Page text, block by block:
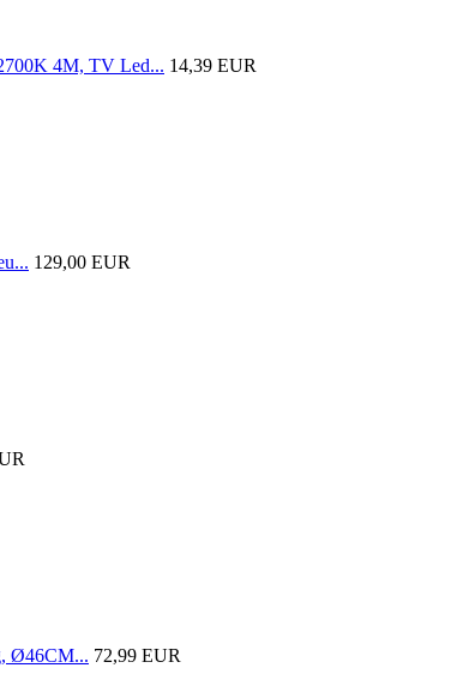
4M, TV Led... 14,39 EUR
129,00 EUR
Ø46CM... 72,99 EUR